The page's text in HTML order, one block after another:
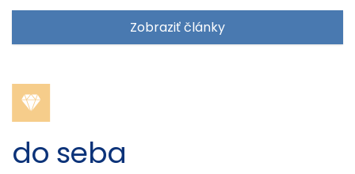
Zobraziť články
do seba